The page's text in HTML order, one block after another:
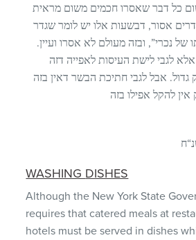
כל דבר שאסרו חכמים משום מראית
אסור, דבשעות אלו יש לומר שגדר
נכרי”, ובזה מעולם לא אסרו ועיין.
לגבי לישת העיסות לאפייה דזה
אבל לגבי חתיכת הבשר דאין בזה
WASHING DISHES
Although the New York State
requires that catered meals at
hotels must be served in dishes